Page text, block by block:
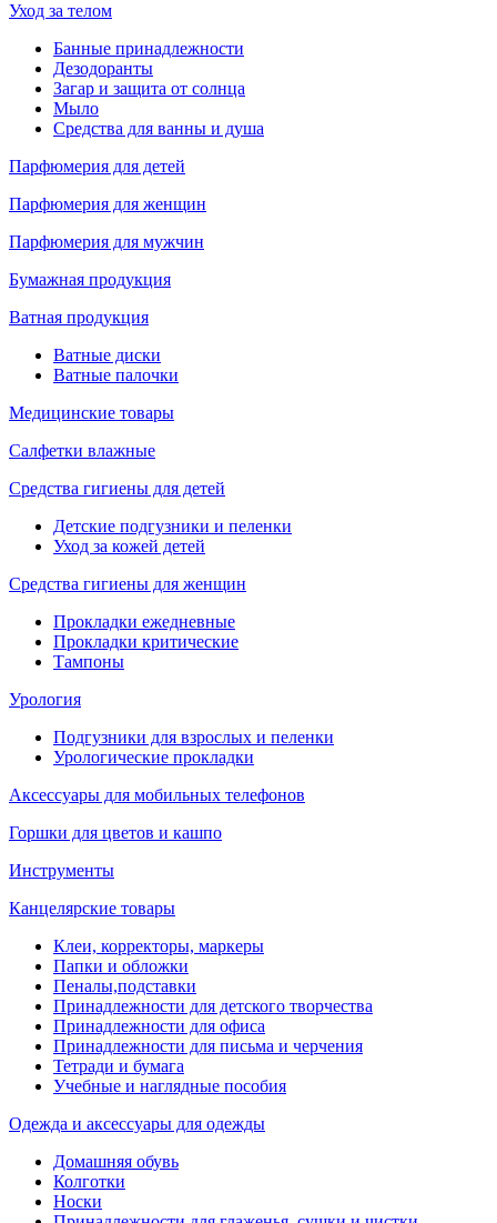
Уход за телом
Банные принадлежности
Дезодоранты
Загар и защита от солнца
Мыло
Средства для ванны и душа
Парфюмерия для детей
Парфюмерия для женщин
Парфюмерия для мужчин
Бумажная продукция
Ватная продукция
Ватные диски
Ватные палочки
Медицинские товары
Салфетки влажные
Средства гигиены для детей
Детские подгузники и пеленки
Уход за кожей детей
Средства гигиены для женщин
Прокладки ежедневные
Прокладки критические
Тампоны
Урология
Подгузники для взрослых и пеленки
Урологические прокладки
Аксессуары для мобильных телефонов
Горшки для цветов и кашпо
Инструменты
Канцелярские товары
Клеи, корректоры, маркеры
Папки и обложки
Пеналы,подставки
Принадлежности для детского творчества
Принадлежности для офиса
Принадлежности для письма и черчения
Тетради и бумага
Учебные и наглядные пособия
Одежда и аксессуары для одежды
Домашняя обувь
Колготки
Носки